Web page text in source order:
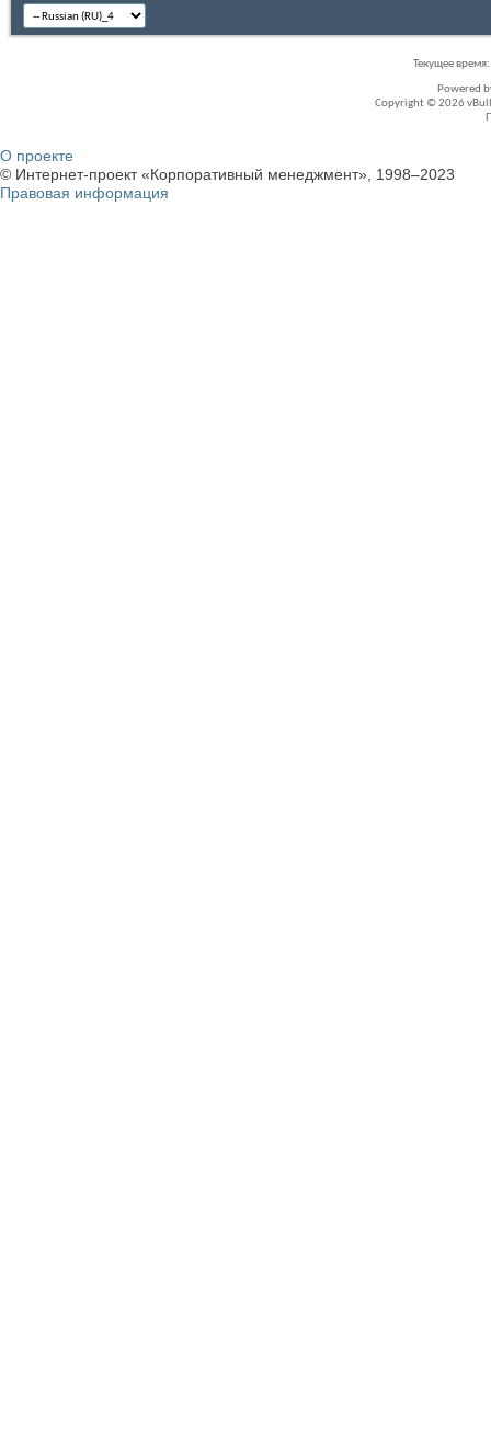
Текущее время:
Powered
Copyright © 2026
О проекте
© Интернет-проект «Корпоративный менеджмент», 1998–2023
Правовая информация